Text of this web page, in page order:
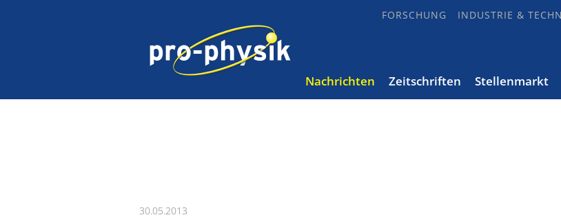
FORSCHUNG INDUSTRIE &
Nachrichten Zeitschriften Stellenmarkt
30.05.2013